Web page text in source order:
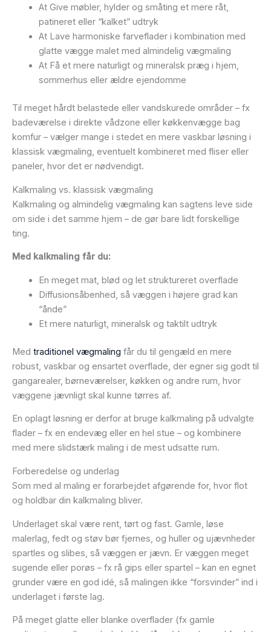
At Give møbler, hylder og småting et mere råt,
patineret eller “kalket” udtryk
At Lave harmoniske farveflader i kombination med
glatte vægge malet med almindelig vægmaling
At Få et mere naturligt og mineralsk præg i hjem,
sommerhus eller ældre ejendomme
Til meget hårdt belastede eller vandskurede områder – fx
badeværelse i direkte vådzone eller køkkenvægge bag
komfur – vælger mange i stedet en mere vaskbar løsning i
klassisk vægmaling, eventuelt kombineret med fliser eller
paneler, hvor det er nødvendigt.
Kalkmaling vs. klassisk vægmaling
Kalkmaling og almindelig vægmaling kan sagtens leve side
om side i det samme hjem – de gør bare lidt forskellige
ting.
Med kalkmaling får du:
En meget mat, blød og let struktureret overflade
Diffusionsåbenhed, så væggen i højere grad kan
“ånde”
Et mere naturligt, mineralsk og taktilt udtryk
Med traditionel vægmaling får du til gengæld en mere
robust, vaskbar og ensartet overflade, der egner sig godt til
gangarealer, børneværelser, køkken og andre rum, hvor
væggene jævnligt skal kunne tørres af.
En oplagt løsning er derfor at bruge kalkmaling på udvalgte
flader – fx en endevæg eller en hel stue – og kombinere
med mere slidstærk maling i de mest udsatte rum.
Forberedelse og underlag
Som med al maling er forarbejdet afgørende for, hvor flot
og holdbar din kalkmaling bliver.
Underlaget skal være rent, tørt og fast. Gamle, løse
malerlag, fedt og støv bør fjernes, og huller og ujævnheder
spartles og slibes, så væggen er jævn. Er væggen meget
sugende eller porøs – fx rå gips eller spartel – kan en egnet
grunder være en god idé, så malingen ikke “forsvinder” ind i
underlaget i første lag.
På meget glatte eller blanke overflader (fx gamle